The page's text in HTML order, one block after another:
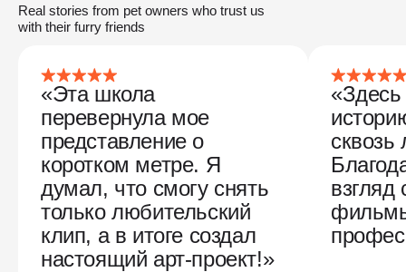
Real stories from pet owners who trust us
with their furry friends
«Эта школа
перевернула мое
представление о
коротком метре. Я
думал, что смогу снять
только любительский
клип, а в итоге создал
настоящий арт-проект!»
«Здесь
сквозь
взгляд